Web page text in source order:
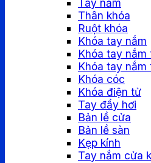
Tay nắm
Thân khóa
Ruột khóa
Khóa tay nắm
Khóa tay nắm
Khóa tay nắm
Khóa cóc
Khóa điện tử
Tay đẩy hơi
Bản lề cửa
Bản lề sàn
Kẹp kính
Tay nắm cửa